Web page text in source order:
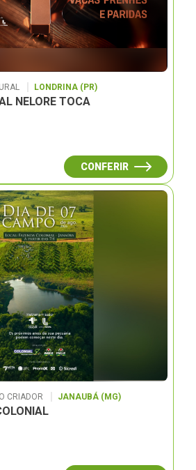
LONDRINA (PR)
NELORE TOCA
CONFERIR
CRIADOR JANAUBÁ (MG)